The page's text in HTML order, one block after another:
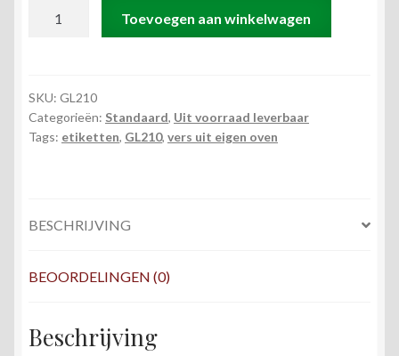
permanent
30x60
Ovaal
eigen
FSC
aantal
Toevoegen aan winkelwagen
SKU: GL210
Categorieën: Standaard, Uit voorraad leverbaar
Tags: etiketten, GL210, vers uit eigen oven
BESCHRIJVING
BEOORDELINGEN (0)
Beschrijving